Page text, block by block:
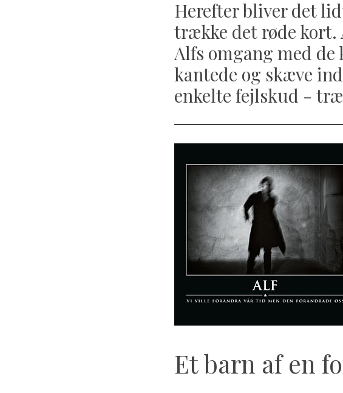
Herefter bliver det
trække det røde kort.
Alfs omgang med
kantede og skæve
enkelte fejlskud -
Et barn af en